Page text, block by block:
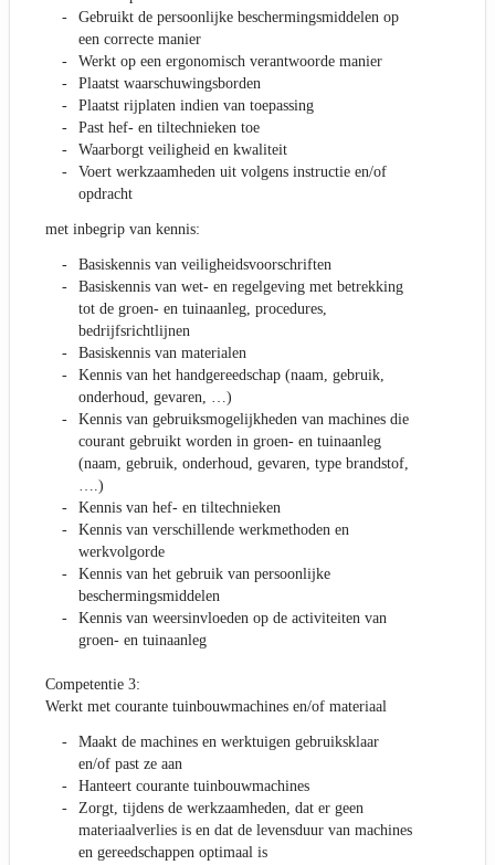
Gebruikt de persoonlijke beschermingsmiddelen op
een correcte manier
Werkt op een ergonomisch verantwoorde manier
Plaatst waarschuwingsborden
Plaatst rijplaten indien van toepassing
Past hef- en tiltechnieken toe
Waarborgt veiligheid en kwaliteit
Voert werkzaamheden uit volgens instructie en/of
opdracht
met inbegrip van kennis:
Basiskennis van veiligheidsvoorschriften
Basiskennis van wet- en regelgeving met betrekking
tot de groen- en tuinaanleg, procedures,
bedrijfsrichtlijnen
Basiskennis van materialen
Kennis van het handgereedschap (naam, gebruik,
onderhoud, gevaren, …)
Kennis van gebruiksmogelijkheden van machines die
courant gebruikt worden in groen- en tuinaanleg
(naam, gebruik, onderhoud, gevaren, type brandstof,
….)
Kennis van hef- en tiltechnieken
Kennis van verschillende werkmethoden en
werkvolgorde
Kennis van het gebruik van persoonlijke
beschermingsmiddelen
Kennis van weersinvloeden op de activiteiten van
groen- en tuinaanleg
Competentie 3:
Werkt met courante tuinbouwmachines en/of materiaal
Maakt de machines en werktuigen gebruiksklaar
en/of past ze aan
Hanteert courante tuinbouwmachines
Zorgt, tijdens de werkzaamheden, dat er geen
materiaalverlies is en dat de levensduur van machines
en gereedschappen optimaal is